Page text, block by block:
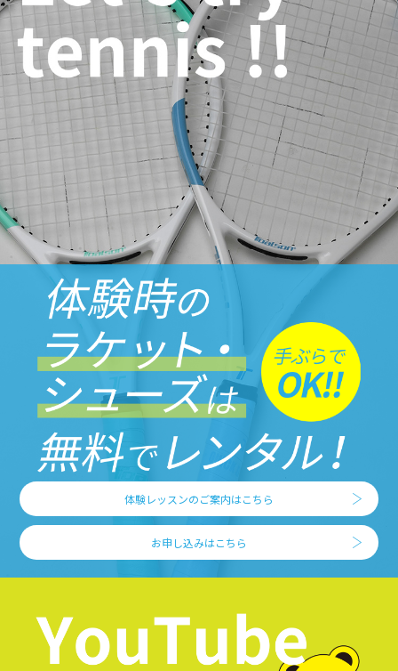
体験レッスンのご案内はこちら
お申し込みはこちら